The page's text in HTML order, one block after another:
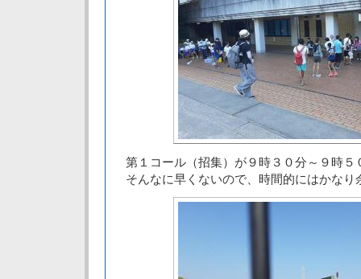
第１コール（招集）が９時３０分～９時５
そんなに早くないので、時間的にはかなり